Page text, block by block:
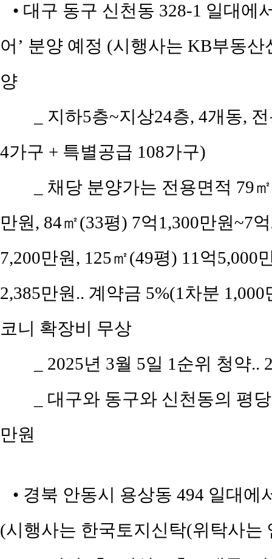
• 대구 동구 신천동 328-1 일대에
어’ 분양 예정 (시행사는 KB부동
양
_ 지하5층~지상24층, 4개동,
4가구 + 특별공급 108가구)
_ 채당 분양가는 전용면적 79
만원, 84㎡(33평) 7억1,300만원~7
7,200만원, 125㎡(49평) 11억5,000
2,385만원.. 계약금 5%(1차분
코니 확장비 무상
_ 2025년 3월 5일 1순위 청약
_ 대구와 동구와 신천동의 평
만원
• 경북 안동시 용상동 494 일대
(시행사는 한국토지신탁(위탁사